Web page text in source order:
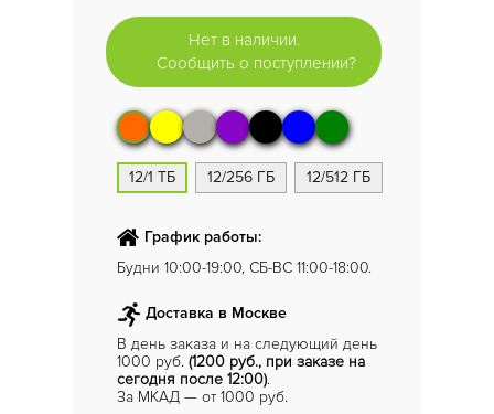
Нет в наличии.
Сообщить о поступлении?
12/1 ТБ 12/256 ГБ 12/512 ГБ
График работы:
Будни 10:00-19:00, СБ-ВС 11:00-18:00.
Доставка в Москве
В день заказа и на следующий день
1000 руб. (1200 руб., при заказе на
сегодня после 12:00).
За МКАД — от 1000 руб.